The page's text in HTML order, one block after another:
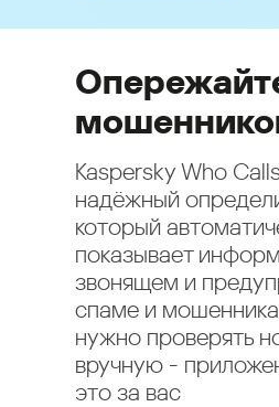
Kaspersky Who
надёжный
который
показывает
звонящем и
спаме и
нужно проверять
вручную -
это за вас